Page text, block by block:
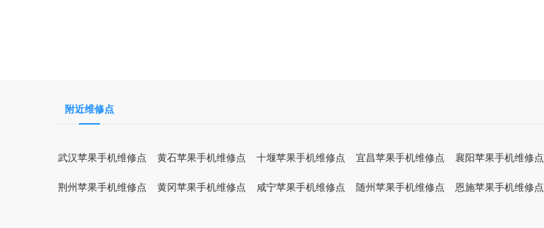
附近维修点
武汉苹果手机维修点 黄石苹果手机维修点 十堰苹果手机维修点 宜昌苹果手机维修点 襄阳苹果手机维修点
荆州苹果手机维修点 黄冈苹果手机维修点 咸宁苹果手机维修点 随州苹果手机维修点 恩施苹果手机维修点